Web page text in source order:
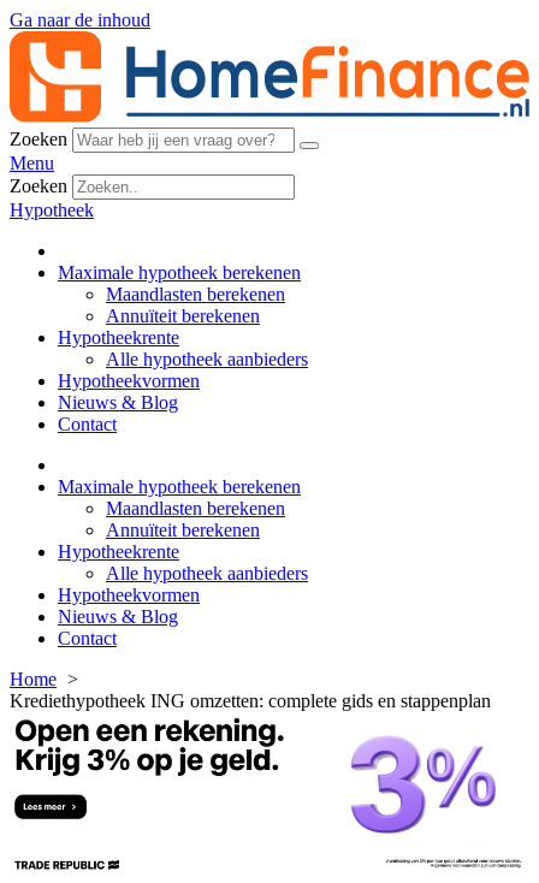
Ga naar de inhoud
Zoeken
Menu
Zoeken
Hypotheek
Maximale hypotheek berekenen
Maandlasten berekenen
Annuïteit berekenen
Hypotheekrente
Alle hypotheek aanbieders
Hypotheekvormen
Nieuws & Blog
Contact
Maximale hypotheek berekenen
Maandlasten berekenen
Annuïteit berekenen
Hypotheekrente
Alle hypotheek aanbieders
Hypotheekvormen
Nieuws & Blog
Contact
Home
Krediethypotheek ING omzetten: complete gids en stappenplan